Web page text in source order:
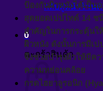
กลับสู่หน้าร้านค้
0
ตะกร้าสินค้า
ป้องกันผิวหนังได้เป็น
สุดยอดเปปไทด์ 14 ช
สำคัญในการกระตุ้นใ
ผิวหนัง ดังนั้นการมีเ
จึงช่วยบำรุงผิวให้มีค
ความหย่อนคล้อย
กรดไฮยาลูรอนิก